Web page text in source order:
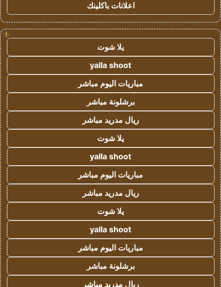
اعلانات باكلينك
!
يلا شوت
yalla shoot
مباريات اليوم مباشر
برشلونة مباشر
ريال مدريد مباشر
يلا شوت
yalla shoot
مباريات اليوم مباشر
ريال مدريد مباشر
يلا شوت
yalla shoot
مباريات اليوم مباشر
برشلونة مباشر
ريال مدريد مباشر